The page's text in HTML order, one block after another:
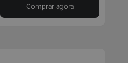
Comprar agora